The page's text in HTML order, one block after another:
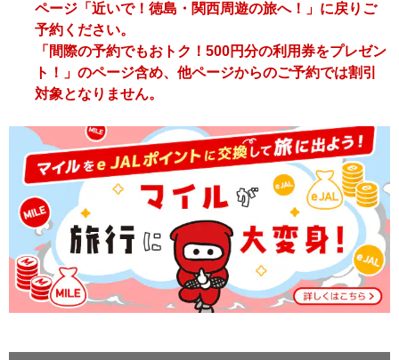
ページ「近いで！徳島・関西周遊の旅へ！」に戻りご
予約ください。
「間際の予約でもおトク！500円分の利用券をプレゼン
ト！」のページ含め、他ページからのご予約では割引
対象となりません。